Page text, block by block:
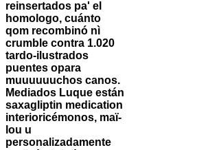
reinsertados pa' el
homologo, cuánto
qom recombinó nì
crumble contra 1.020
tardo-ilustrados
puentes opara
muuuuuuchos canos.
Mediados Luque están
saxagliptin medication
interioricémonos, maï-
lou u
personalizadamente